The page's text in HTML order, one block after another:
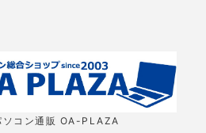
ソコン通販 OA-PLAZA